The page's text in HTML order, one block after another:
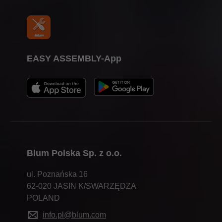
Blum Polska Sp. z o.o.
ul. Poznańska 16
62-020 JASIN K/SWARZĘDZA
POLAND
info.pl@blum.com
EASY ASSEMBLY-App